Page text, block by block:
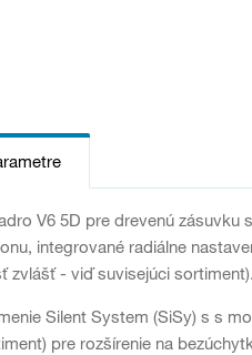
V6 5D pre drevenú zásuvku
integrované radiálne
zvlášť - viď suvisejúci sortiment).
Silent System (SiSy) s s
pre rozšírenie na